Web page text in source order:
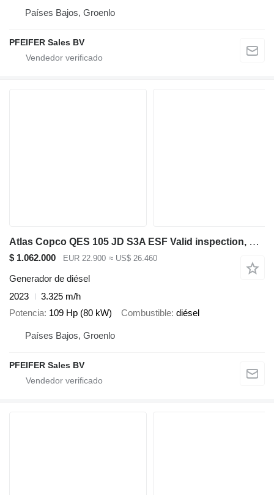
Países Bajos, Groenlo
PFEIFER Sales BV
Atlas Copco QES 105 JD S3A ESF Valid inspection, Diesel, 105 k
$ 1.062.000 EUR 22.900 ≈ US$ 26.460
Generador de diésel
2023
3.325 m/h
Potencia 109 Hp (80 kW) Combustible diésel
Países Bajos, Groenlo
PFEIFER Sales BV